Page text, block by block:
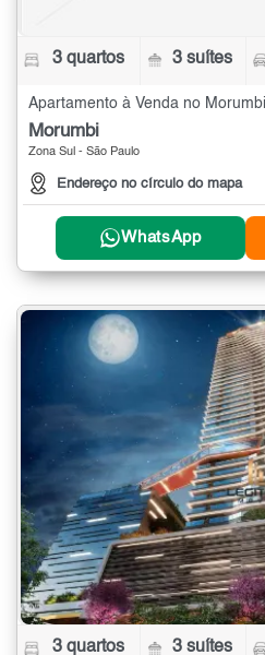
3 quartos 3 suítes
Apartamento à Venda no
Morumbi
Zona Sul - São Paulo
Endereço no círculo do mapa
WhatsApp
3 quartos 3 suítes